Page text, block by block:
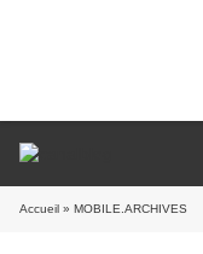
Accueil » MOBILE.ARCHIVES